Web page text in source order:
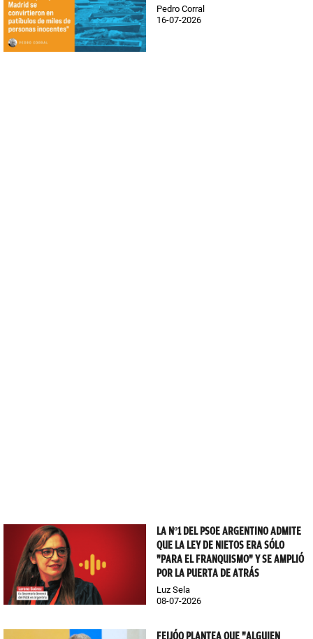
Pedro Corral
16-07-2026
LA Nº1 DEL PSOE ARGENTINO ADMITE
QUE LA LEY DE NIETOS ERA SÓLO
"PARA EL FRANQUISMO" Y SE AMPLIÓ
POR LA PUERTA DE ATRÁS
Luz Sela
08-07-2026
FEIJÓO PLANTEA QUE "ALGUIEN